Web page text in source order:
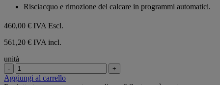
Risciacquo e rimozione del calcare in programmi automatici.
460,00 € IVA Escl.
561,20 € IVA incl.
unità
- +
Aggiungi al carrello